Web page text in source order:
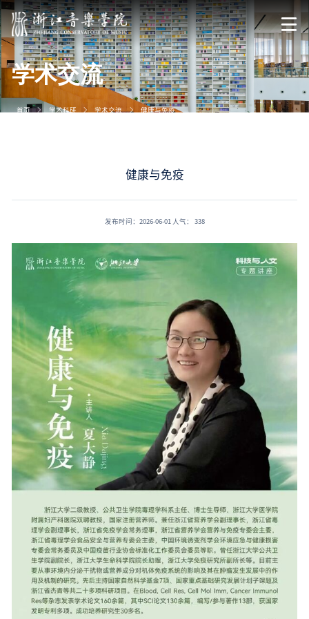
首页 学术科研 学术交流 健康与免疫
学术交流
健康与免疫
发布时间：2026-06-01 人气： 338